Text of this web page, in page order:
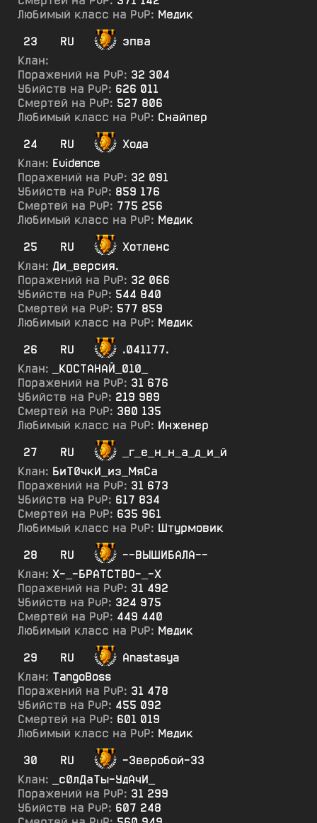
Любимый класс на PvP: Медик
23
RU
эпва
Клан:
Поражений на PvP: 32 304
Убийств на PvP: 626 011
Смертей на PvP: 527 806
Любимый класс на PvP: Снайпер
24
RU
Хода
Клан: Evidence
Поражений на PvP: 32 091
Убийств на PvP: 859 176
Смертей на PvP: 775 256
Любимый класс на PvP: Медик
25
RU
Хотленс
Клан: Ди_версия.
Поражений на PvP: 32 066
Убийств на PvP: 544 840
Смертей на PvP: 577 859
Любимый класс на PvP: Медик
26
RU
.041177.
Клан:
_КОСТАНАЙ_010_
Поражений на PvP: 31 676
Убийств на PvP: 219 989
Смертей на PvP: 380 135
Любимый класс на PvP: Инженер
27
RU
_г_е_н_н_а_д_и_й
Клан: БиТ0чкИ_из_МяСа
Поражений на PvP: 31 673
Убийств на PvP: 617 834
Смертей на PvP: 635 961
Любимый класс на PvP: Штурмовик
28
RU
--ВЫШИБАЛА--
Клан: Х-_-БРАТСТВО-_-Х
Поражений на PvP: 31 492
Убийств на PvP: 324 975
Смертей на PvP: 449 440
Любимый класс на PvP: Медик
29
RU
Anastasya
Клан: TangoBoss
Поражений на PvP: 31 478
Убийств на PvP: 455 092
Смертей на PvP: 601 019
Любимый класс на PvP: Медик
30
RU
-Зверобой-33
Клан:
_с0лДаТы-УдАчИ_
Поражений на PvP: 31 299
Убийств на PvP: 607 248